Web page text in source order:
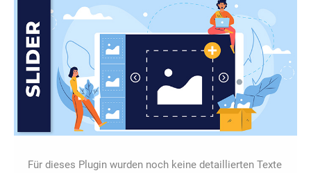
Für dieses Plugin wurden noch keine detaillierten Texte